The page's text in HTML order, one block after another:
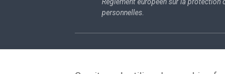
Règlement européen sur la protection
personnelles.